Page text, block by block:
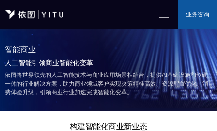
业务咨询
智能商业
人工智能引领商业智能化变革
依图将世界领先的人工智能技术与商业应用场景相结合，提供AI基础设施和软硬
一体的行业解决方案，助力商业领域客户实现决策精准高效、资源配置优化、消
费体验升级，引领商业行业加速完成智能化变革。
构建智能化商业新业态